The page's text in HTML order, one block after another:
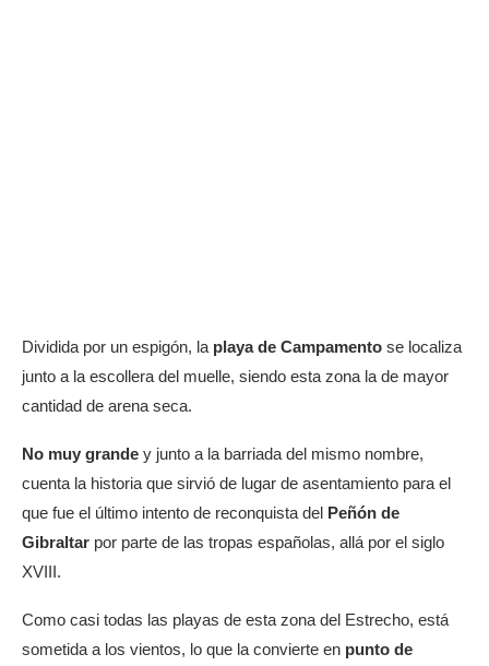
Dividida por un espigón, la playa de Campamento se localiza
junto a la escollera del muelle, siendo esta zona la de mayor
cantidad de arena seca.
No muy grande y junto a la barriada del mismo nombre,
cuenta la historia que sirvió de lugar de asentamiento para el
que fue el último intento de reconquista del Peñón de
Gibraltar por parte de las tropas españolas, allá por el siglo
XVIII.
Como casi todas las playas de esta zona del Estrecho, está
sometida a los vientos, lo que la convierte en punto de